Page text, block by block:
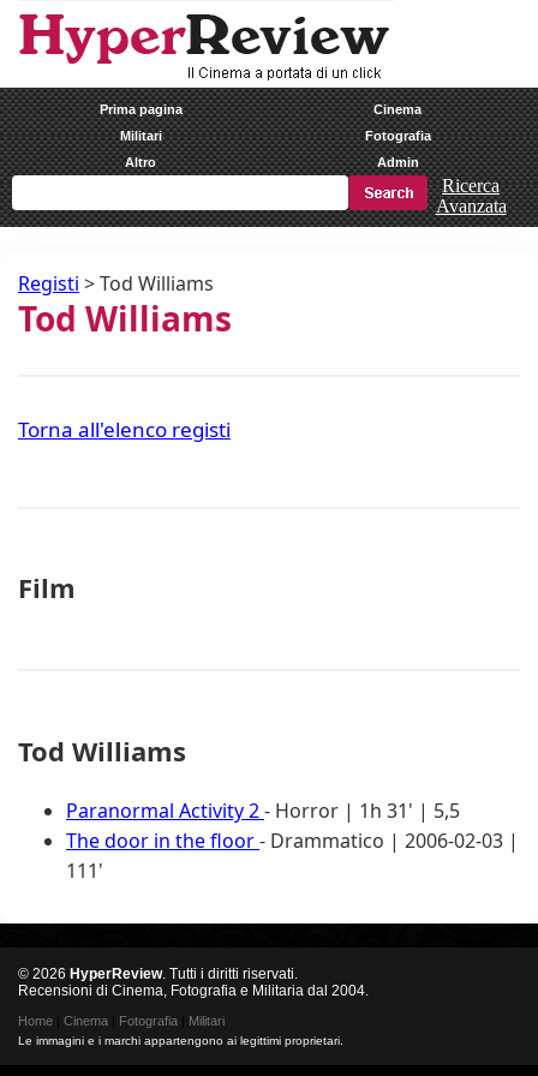
Prima pagina
Cinema
Militari
Fotografia
Altro
Admin
Ricerca
Avanzata
Registi >Tod Williams
Tod Williams
Torna all'elenco registi
Film
Tod Williams
Paranormal Activity 2- Horror | 1h 31' | 5,5
The door in the floor- Drammatico | 2006-02-03 |
111'
© 2026 HyperReview. Tutti i diritti riservati.
Recensioni di Cinema, Fotografia e Militaria dal 2004.
Home Cinema Fotografia Militari
Le immagini e i marchi appartengono ai legittimi proprietari.